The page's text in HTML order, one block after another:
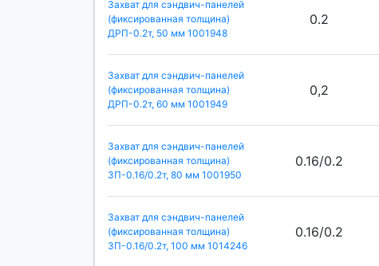
Захват для сэндвич-панелей
(фиксированная толщина)
ДРП-0.2т, 50 мм 1001948
0.2
Захват для сэндвич-панелей
(фиксированная толщина)
ДРП-0.2т, 60 мм 1001949
0,2
Захват для сэндвич-панелей
(фиксированная толщина)
ЗП-0.16/0.2т, 80 мм 1001950
0.16/0.2
Захват для сэндвич-панелей
(фиксированная толщина)
ЗП-0.16/0.2т, 100 мм 1014246
0.16/0.2